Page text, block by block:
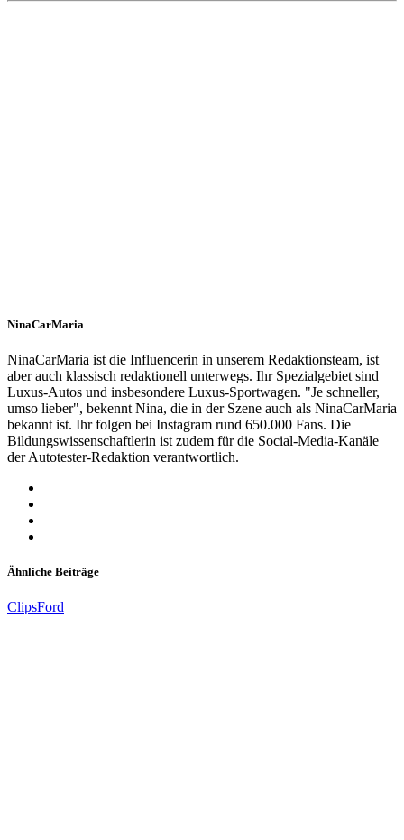
NinaCarMaria
NinaCarMaria ist die Influencerin in unserem Redaktionsteam, ist
aber auch klassisch redaktionell unterwegs. Ihr Spezialgebiet sind
Luxus-Autos und insbesondere Luxus-Sportwagen. "Je schneller,
umso lieber", bekennt Nina, die in der Szene auch als NinaCarMaria
bekannt ist. Ihr folgen bei Instagram rund 650.000 Fans. Die
Bildungswissenschaftlerin ist zudem für die Social-Media-Kanäle
der Autotester-Redaktion verantwortlich.
Ähnliche Beiträge
ClipsFord